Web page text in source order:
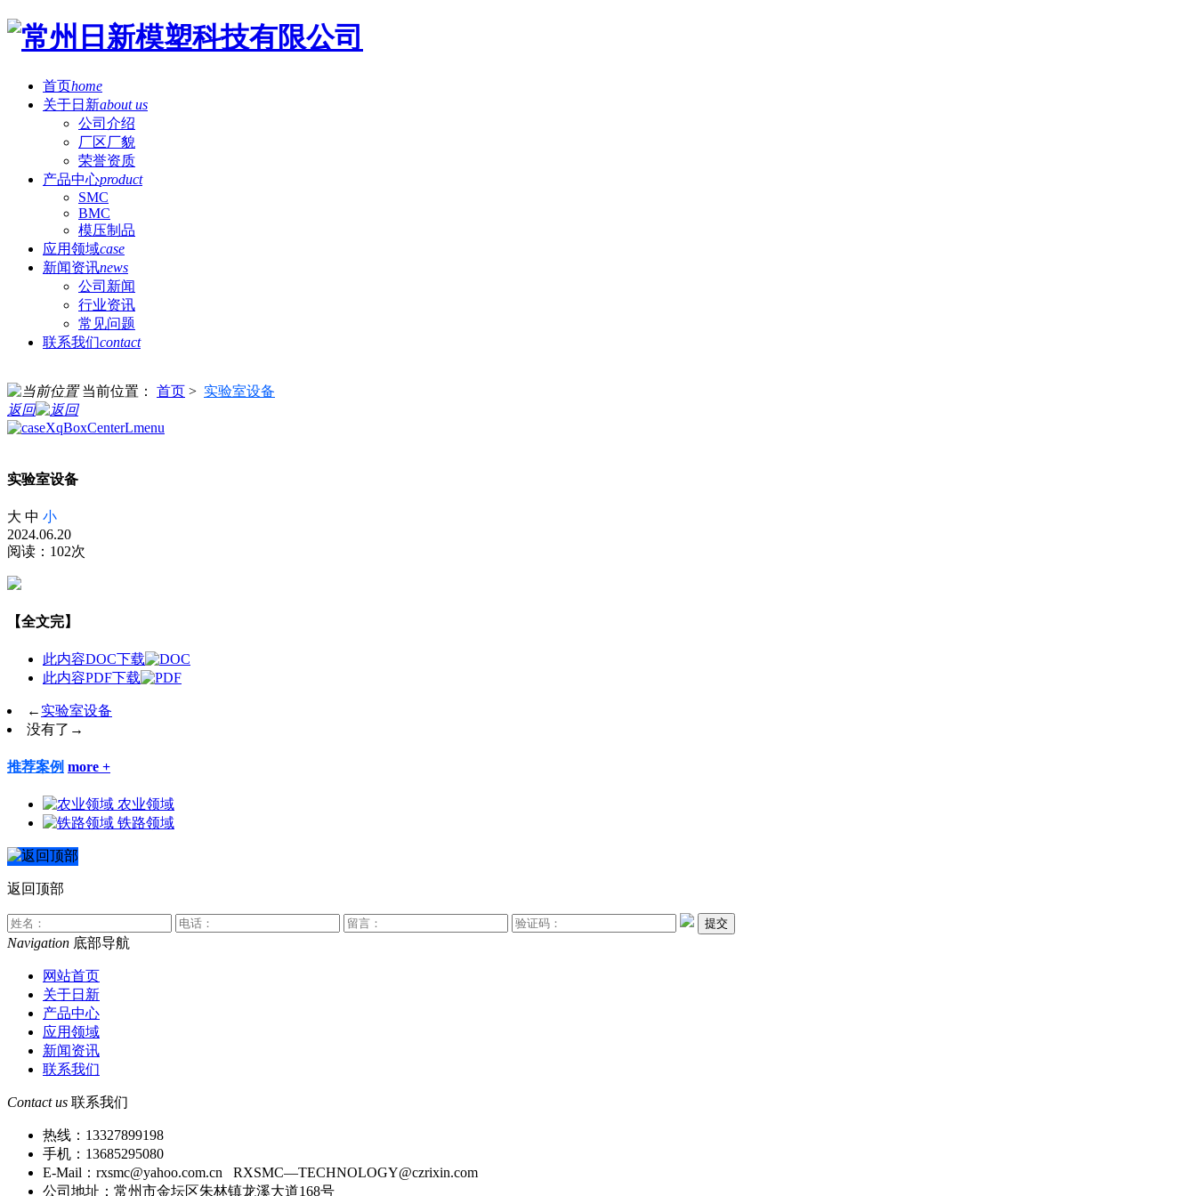
首页home
关于日新about us
公司介绍
厂区厂貌
荣誉资质
产品中心product
SMC
BMC
模压制品
应用领域case
新闻资讯news
公司新闻
行业资讯
常见问题
联系我们contact
当前位置： 首页 > 实验室设备
返回
实验室设备
大 中 小
2024.06.20
阅读：102次
【全文完】
此内容DOC下载
此内容PDF下载
← 实验室设备
没有了 →
推荐案例 more +
农业领域
铁路领域
返回顶部
提交
Navigation 底部导航
网站首页
关于日新
产品中心
应用领域
新闻资讯
联系我们
Contact us 联系我们
热线：13327899198
手机：13685295080
E-Mail：rxsmc@yahoo.com.cn RXSMC—TECHNOLOGY@czrixin.com
公司地址：常州市金坛区朱林镇龙溪大道168号